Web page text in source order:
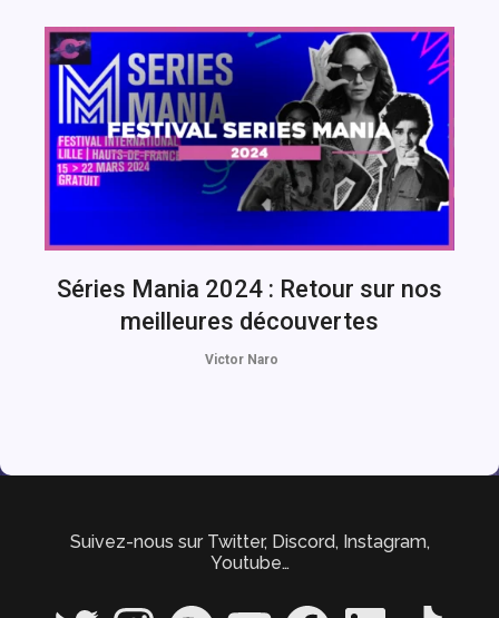
Séries Mania 2024 : Retour sur nos
meilleures découvertes
Victor Naro
Suivez-nous sur Twitter, Discord, Instagram,
Youtube…
Twitter InstagramSpotify YouTube FacebookLinkedIn TikTok